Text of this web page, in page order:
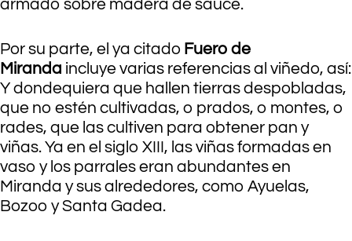
armado sobre madera de sauce.
Por su parte, el ya citado Fuero de
Miranda incluye varias referencias al viñedo, así:
Y dondequiera que hallen tierras despobladas,
que no estén cultivadas, o prados, o montes, o
rades, que las cultiven para obtener pan y
viñas. Ya en el siglo XIII, las viñas formadas en
vaso y los parrales eran abundantes en
Miranda y sus alrededores, como Ayuelas,
Bozoo y Santa Gadea.